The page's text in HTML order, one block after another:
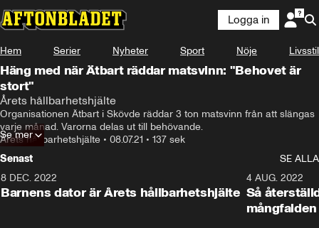
Logga in
Hem Serier Nyheter Sport Nöje Livsstil
Häng med när Ätbart räddar matsvinn: "Behovet är
stort"
Årets hållbarhetshjälte
Organisationen Ätbart i Skövde räddar 3 ton matsvinn från att slängas
varje månad. Varorna delas ut till behövande.
Årets hållbarhetshjälte • 08.07.21 • 137 sek
Se mer
Senast
SE ALLA
8 DEC. 2022
Barnens dator är Årets hållbarhetshjälte
4 AUG. 2022
Så
mångfalden